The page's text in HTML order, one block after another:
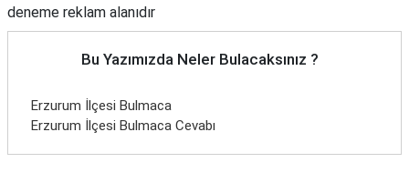
deneme reklam alanıdır
Bu Yazımızda Neler Bulacaksınız ?
Erzurum İlçesi Bulmaca
Erzurum İlçesi Bulmaca Cevabı